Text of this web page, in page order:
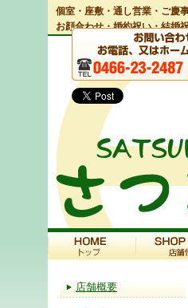
個室・座敷・通し営業・ご慶
お顔合わせ・婚約祝い・結婚
店舗概要